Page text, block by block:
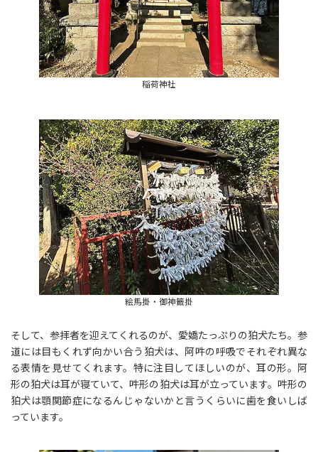
稲荷神社
絵馬掛・御神籤掛
そして、参拝者を迎えてくれるのが、愛嬌たっぷりの狛犬たち。参
道には目もくれず向かい合う狛犬は、阿吽の呼吸でそれぞれ異な
る表情を見せてくれます。特に注目してほしいのが、耳の形。阿
形の狛犬は耳が寝ていて、吽形の狛犬は耳が立っています。吽形の
狛犬は顎関節症になるんじゃないかと言うくらいに歯を食いしば
っています。